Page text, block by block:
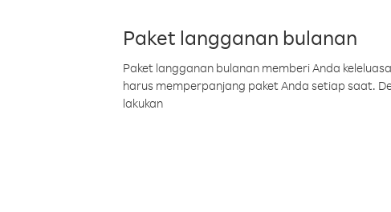
Paket langganan bulanan
Paket langganan bulanan memberi Anda
harus memperpanjang paket Anda setiap saat.
lakukan